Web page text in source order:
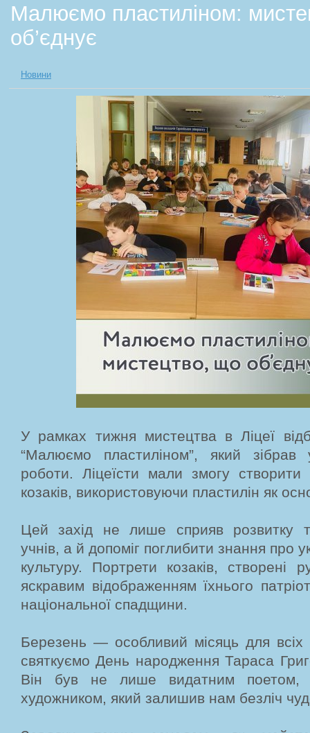
Малюємо пластиліном:
об’єднує
Новини
У рамках тижня мистецтва в Ліцеї
“Малюємо пластиліном”, який зібрав
роботи. Ліцеїсти мали змогу створити
козаків, використовуючи пластилін як
Цей захід не лише сприяв розвитку
учнів, а й допоміг поглибити знання про
культуру. Портрети козаків, створені
яскравим відображенням їхнього
національної спадщини.
Березень — особливий місяць для всіх
святкуємо День народження Тараса
Він був не лише видатним поетом,
художником, який залишив нам безліч